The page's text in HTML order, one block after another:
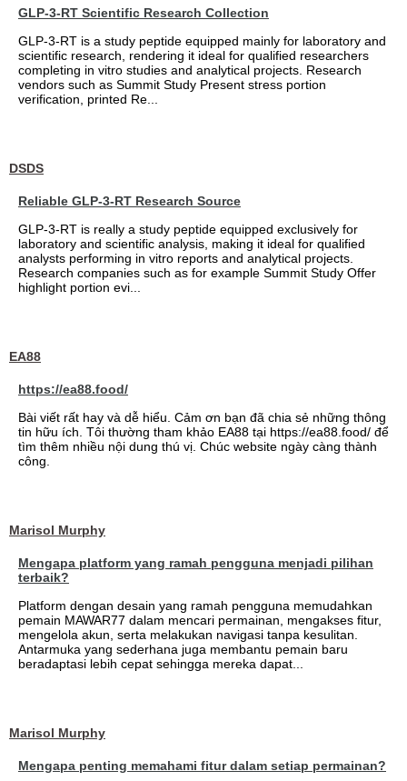
GLP-3-RT Scientific Research Collection
GLP-3-RT is a study peptide equipped mainly for laboratory and
scientific research, rendering it ideal for qualified researchers
completing in vitro studies and analytical projects. Research
vendors such as Summit Study Present stress portion
verification, printed Re...
DSDS
Reliable GLP-3-RT Research Source
GLP-3-RT is really a study peptide equipped exclusively for
laboratory and scientific analysis, making it ideal for qualified
analysts performing in vitro reports and analytical projects.
Research companies such as for example Summit Study Offer
highlight portion evi...
EA88
https://ea88.food/
Bài viết rất hay và dễ hiểu. Cảm ơn bạn đã chia sẻ những thông
tin hữu ích. Tôi thường tham khảo EA88 tại https://ea88.food/ để
tìm thêm nhiều nội dung thú vị. Chúc website ngày càng thành
công.
Marisol Murphy
Mengapa platform yang ramah pengguna menjadi pilihan
terbaik?
Platform dengan desain yang ramah pengguna memudahkan
pemain MAWAR77 dalam mencari permainan, mengakses fitur,
mengelola akun, serta melakukan navigasi tanpa kesulitan.
Antarmuka yang sederhana juga membantu pemain baru
beradaptasi lebih cepat sehingga mereka dapat...
Marisol Murphy
Mengapa penting memahami fitur dalam setiap permainan?